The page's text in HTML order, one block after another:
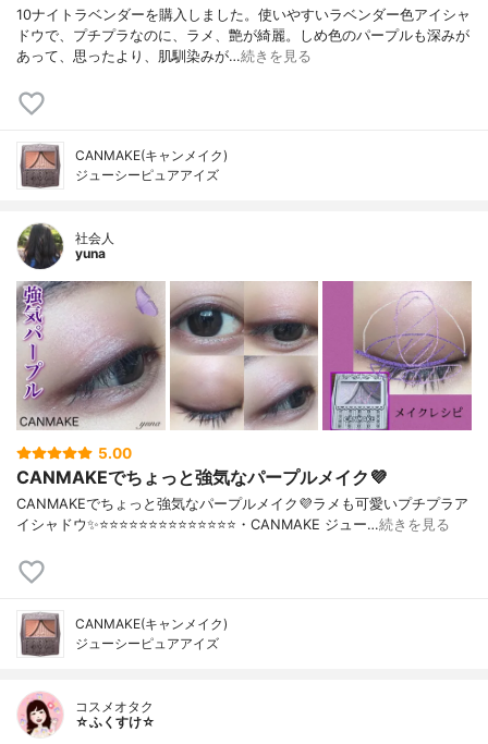
10ナイトラベンダーを購入しました。使いやすいラベンダー色アイシャ
ドウで、プチプラなのに、ラメ、艶が綺麗。しめ色のパープルも深みが
あって、思ったより、肌馴染みが…続きを見る
CANMAKE(キャンメイク)
ジューシーピュアアイズ
社会人
yuna
5.00
CANMAKEでちょっと強気なパープルメイク💜
CANMAKEでちょっと強気なパープルメイク💜ラメも可愛いプチプラア
イシャドウ✨⭐️⭐️⭐️⭐️⭐️⭐️⭐️⭐️⭐️⭐️⭐️⭐️⭐️⭐️・CANMAKE ジュー…続きを見る
CANMAKE(キャンメイク)
ジューシーピュアアイズ
コスメオタク
☆ふくすけ☆